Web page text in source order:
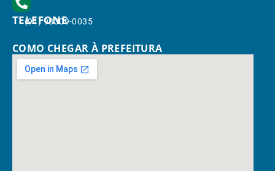
TELEFONE
(91) 98309-0035
COMO CHEGAR À PREFEITURA